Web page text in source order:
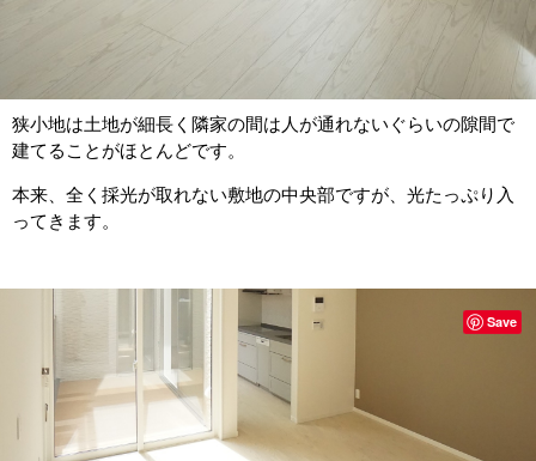
狭小地は土地が細長く隣家の間は人が通れないぐらいの隙間で
建てることがほとんどです。
本来、全く採光が取れない敷地の中央部ですが、光たっぷり入
ってきます。
Save